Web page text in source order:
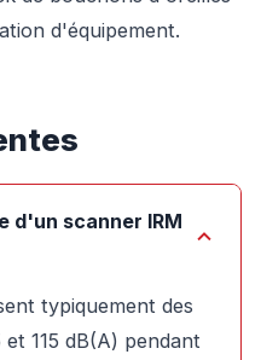
d'équipement.
d'un scanner IRM
typiquement des
115 dB(A) pendant